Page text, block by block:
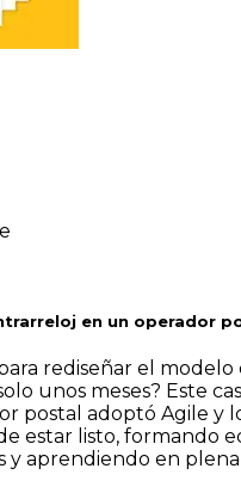
en un operador
rediseñar el
unos meses? Este
postal adoptó Agile y
estar listo, formando
y aprendiendo en